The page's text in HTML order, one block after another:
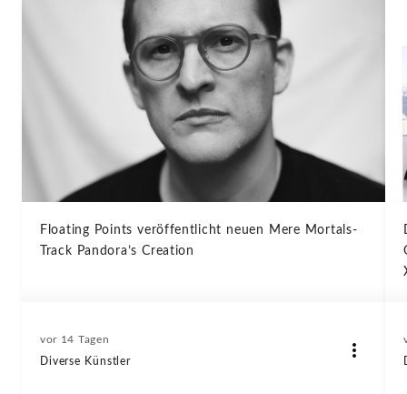
Floating Points veröffentlicht neuen Mere Mortals-
Track Pandora’s Creation
vor 14 Tagen
Diverse Künstler